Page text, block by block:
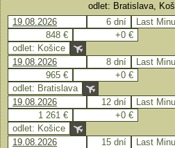
odlet: Bratislava,
19.08.2026
6 dní
Last
848 €
+0 €
odlet: Košice
19.08.2026
8 dní
Last
965 €
+0 €
odlet: Bratislava
19.08.2026
12 dní
Last
1 261 €
+0 €
odlet: Košice
19.08.2026
15 dní
Last